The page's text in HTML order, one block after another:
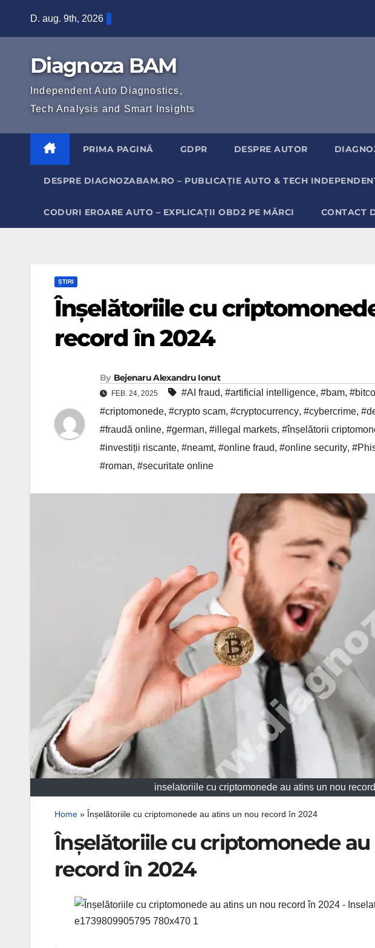
D. aug. 9th, 2026
Diagnoza BAM
Independent Auto Diagnostics,
Tech Analysis and Smart Insights
PRIMA PAGINĂ GDPR DESPRE AUTOR
DESPRE DIAGNOZABAM.RO – PUBLICAȚIE AUTO & TECH
CODURI EROARE AUTO – EXPLICAȚII OBD2 PE MĂRCI CONTACT
ȘTIRI
Înșelătoriile cu
record în 2024
By Bejenaru Alexandru Ionut
FEB. 24, 2025 #AI fraud, #artificial intelligence, #bam,
#criptomonede, #crypto scam, #cryptocurrency, #cybercrime,
#fraudă online, #german, #illegal markets, #înșelătorii
#investiții riscante, #neamt, #online fraud, #online security,
#roman, #securitate online
inselatoriile cu criptomonede au atins un nou
Home » Înșelătoriile cu criptomonede au atins un nou record în 2024
Înșelătoriile cu criptomonede
record în 2024